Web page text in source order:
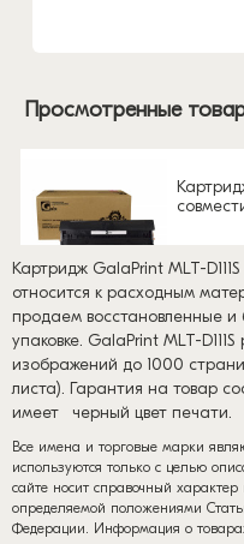
Просмотренные
Картридж GalaPrint MLT-
относится к расходным
продаем восстановленные и
упаковке. GalaPrint MLT-
изображений до 1000
листа). Гарантия на товар
имеет
черный цвет печати.
Все имена и торговые марки
используются только с целью
сайте носит справочный
определяемой положениями
Федерации. Информация о